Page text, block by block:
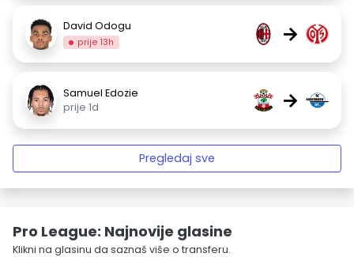
David Odogu
prije 13h →
Samuel Edozie
prije 1d
→
Pregledaj sve
Pro League: Najnovije glasine
Klikni na glasinu da saznaš više o transferu.